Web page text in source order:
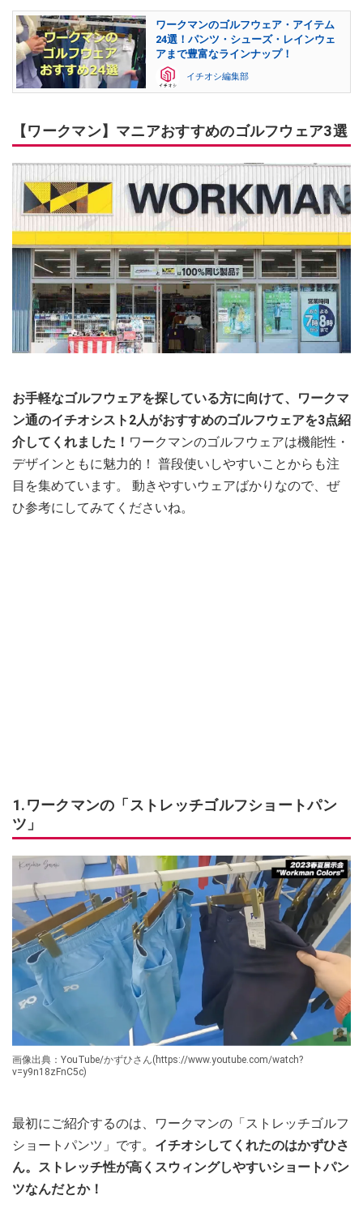
ワークマンのゴルフウェア・アイテム
24選！パンツ・シューズ・レインウェ
アまで豊富なラインナップ！
イチオシ編集部
【ワークマン】マニアおすすめのゴルフウェア3選
お手軽なゴルフウェアを探している方に向けて、ワークマ
ン通のイチオシスト2人がおすすめのゴルフウェアを3点紹
介してくれました！ ワークマンのゴルフウェアは機能性・
デザインともに魅力的！ 普段使いしやすいことからも注
目を集めています。 動きやすいウェアばかりなので、ぜ
ひ参考にしてみてくださいね。
1.ワークマンの「ストレッチゴルフショートパン
ツ」
画像出典：YouTube/かずひさん(https://www.youtube.com/watch?
v=y9n18zFnC5c)
最初にご紹介するのは、ワークマンの「ストレッチゴルフ
ショートパンツ」です。 イチオシしてくれたのはかずひさ
ん。ストレッチ性が高くスウィングしやすいショートパン
ツなんだとか！